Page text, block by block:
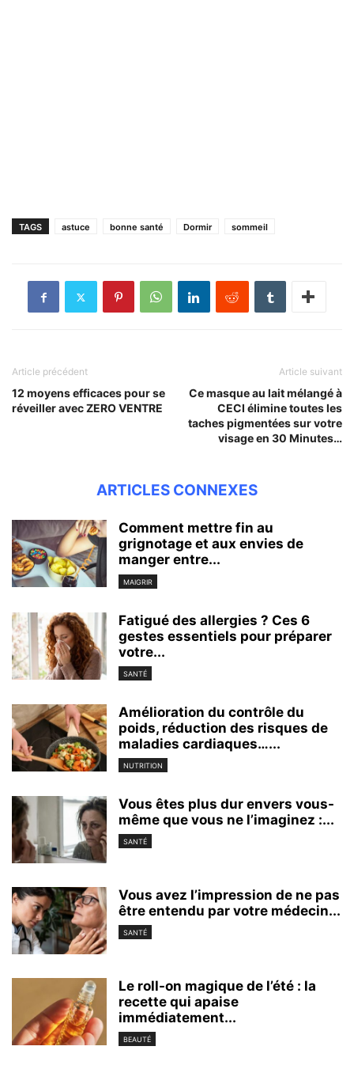
TAGS astuce bonne santé Dormir sommeil
Article précédent
12 moyens efficaces pour se
réveiller avec ZERO VENTRE
Article suivant
Ce masque au lait mélangé à
CECI élimine toutes les
taches pigmentées sur votre
visage en 30 Minutes…
ARTICLES CONNEXES
Comment mettre fin au
grignotage et aux envies de
manger entre...
MAIGRIR
Fatigué des allergies ? Ces 6
gestes essentiels pour préparer
votre...
SANTÉ
Amélioration du contrôle du
poids, réduction des risques de
maladies cardiaques…...
NUTRITION
Vous êtes plus dur envers vous-
même que vous ne l’imaginez :...
SANTÉ
Vous avez l’impression de ne pas
être entendu par votre médecin...
SANTÉ
Le roll-on magique de l’été : la
recette qui apaise
immédiatement...
BEAUTÉ